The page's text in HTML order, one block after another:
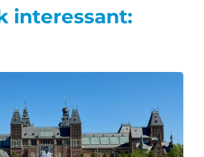
interessant: